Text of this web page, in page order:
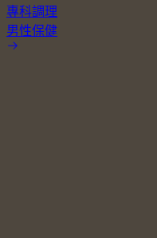
專科調理
男性保健